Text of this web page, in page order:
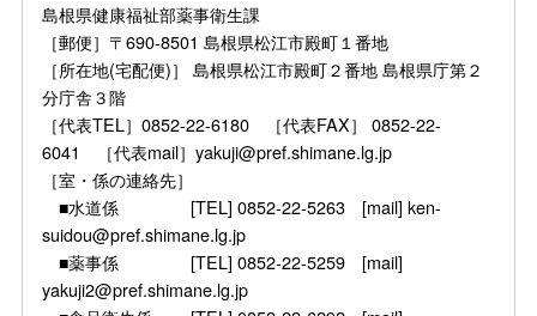
島根県健康福祉部薬事衛生課
［郵便］〒690-8501 島根県松江市殿町１番地
［所在地(宅配便)］ 島根県松江市殿町２番地 島根県庁第２
分庁舎３階
［代表TEL］0852-22-6180 ［代表FAX］ 0852-22-
6041 ［代表mail］yakuji@pref.shimane.lg.jp
［室・係の連絡先］
■水道係 [TEL] 0852-22-5263 [mail] ken-
suidou@pref.shimane.lg.jp
■薬事係 [TEL] 0852-22-5259 [mail]
yakuji2@pref.shimane.lg.jp